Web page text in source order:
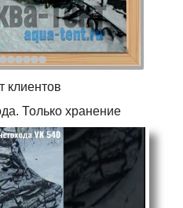
клиентов
Только хранение